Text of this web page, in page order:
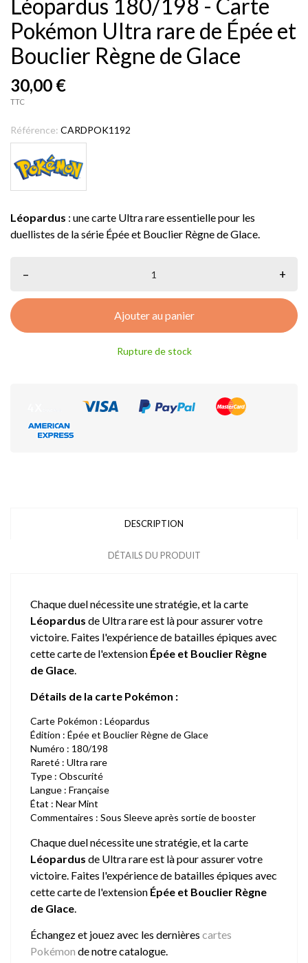
Léopardus 180/198 - Carte
Pokémon Ultra rare de Épée et
Bouclier Règne de Glace
30,00 €
TTC
Référence: CARDPOK1192
Léopardus : une carte Ultra rare essentielle pour les
duellistes de la série Épée et Bouclier Règne de Glace.
– +
Ajouter au panier
Rupture de stock
DESCRIPTION
DÉTAILS DU PRODUIT
Chaque duel nécessite une stratégie, et la carte
Léopardus de Ultra rare est là pour assurer votre
victoire. Faites l'expérience de batailles épiques avec
cette carte de l'extension Épée et Bouclier Règne
de Glace.
Détails de la carte Pokémon :
Carte Pokémon : Léopardus
Édition : Épée et Bouclier Règne de Glace
Numéro : 180/198
Rareté : Ultra rare
Type : Obscurité
Langue : Française
État : Near Mint
Commentaires : Sous Sleeve après sortie de booster
Chaque duel nécessite une stratégie, et la carte
Léopardus de Ultra rare est là pour assurer votre
victoire. Faites l'expérience de batailles épiques avec
cette carte de l'extension Épée et Bouclier Règne
de Glace.
Échangez et jouez avec les dernières cartes
Pokémon de notre catalogue.